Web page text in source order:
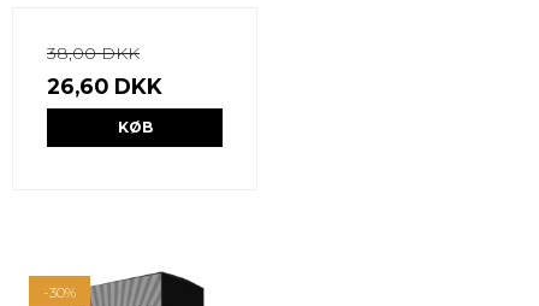
38,00 DKK
26,60 DKK
KØB
-30%